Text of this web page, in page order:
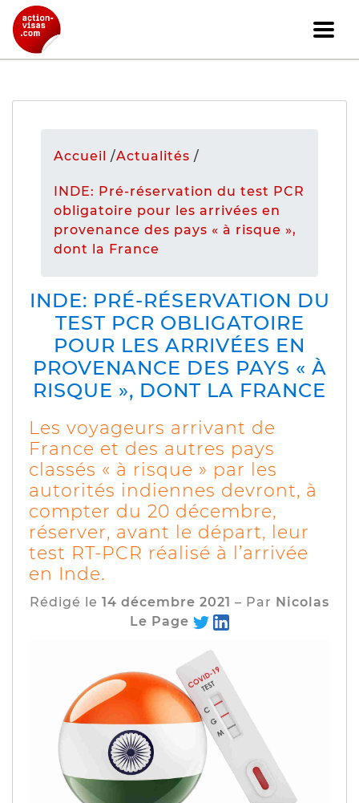
Accueil /Actualités /
INDE: Pré-réservation du test PCR
obligatoire pour les arrivées en
provenance des pays « à risque »,
dont la France
INDE: PRÉ-RÉSERVATION DU
TEST PCR OBLIGATOIRE
POUR LES ARRIVÉES EN
PROVENANCE DES PAYS « À
RISQUE », DONT LA FRANCE
Les voyageurs arrivant de
France et des autres pays
classés « à risque » par les
autorités indiennes devront, à
compter du 20 décembre,
réserver, avant le départ, leur
test RT-PCR réalisé à l’arrivée
en Inde.
Rédigé le 14 décembre 2021 – Par Nicolas
Le Page